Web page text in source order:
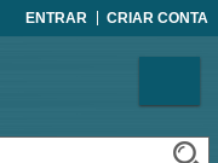
ENTRAR CRIAR CONTA